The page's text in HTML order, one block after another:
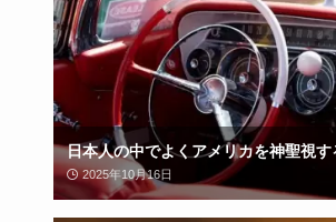
日本人の中でよくアメリカを神聖視
2025年10月16日